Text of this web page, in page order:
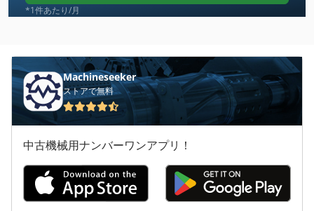
Atlas Copco Ga 45 Ff
Atlas Copco Ga 55
Atlas Copco Ga 7 Ff
Atlas Copco Ga 75
Atlas Copco Lg 500
Atlas Copco Roc 203
*1件あたり/月
Machineseeker
ストアで無料
中古機械用ナンバーワンアプリ！